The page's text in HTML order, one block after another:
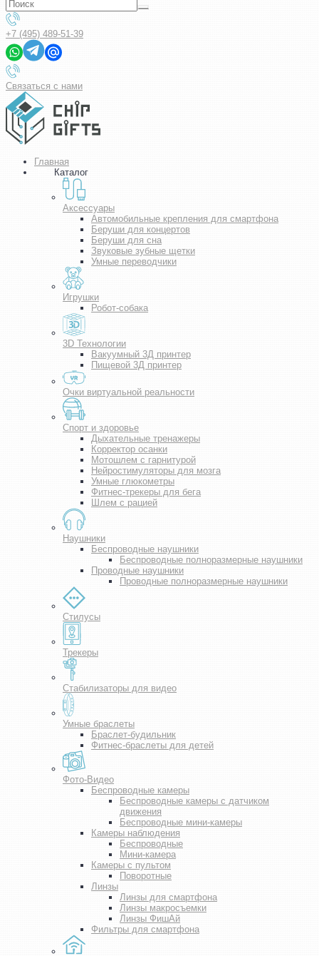
+7 (495) 489-51-39
Связаться с нами
Главная
Каталог
Аксессуары
Автомобильные крепления для смартфона
Беруши для концертов
Беруши для сна
Звуковые зубные щетки
Умные переводчики
Игрушки
Робот-собака
3D Технологии
Вакуумный 3Д принтер
Пищевой 3Д принтер
Очки виртуальной реальности
Спорт и здоровье
Дыхательные тренажеры
Корректор осанки
Мотошлем с гарнитурой
Нейростимуляторы для мозга
Умные глюкометры
Фитнес-трекеры для бега
Шлем с рацией
Наушники
Беспроводные наушники
Беспроводные полноразмерные наушники
Проводные наушники
Проводные полноразмерные наушники
Стилусы
Трекеры
Стабилизаторы для видео
Умные браслеты
Браслет-будильник
Фитнес-браслеты для детей
Фото-Видео
Беспроводные камеры
Беспроводные камеры с датчиком
движения
Беспроводные мини-камеры
Камеры наблюдения
Беспроводные
Мини-камера
Камеры с пультом
Поворотные
Линзы
Линзы для смартфона
Линзы макросъемки
Линзы ФишАй
Фильтры для смартфона